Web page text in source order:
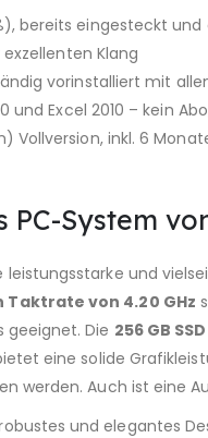
bereits eingesteckt
Klang
vorinstalliert mit
und Excel 2010 – kein
inkl. 6
System
leistungsstarke und
von 4.20 GHz
Die 256 GB SSD
eine solide
werden. Auch ist eine
und elegantes